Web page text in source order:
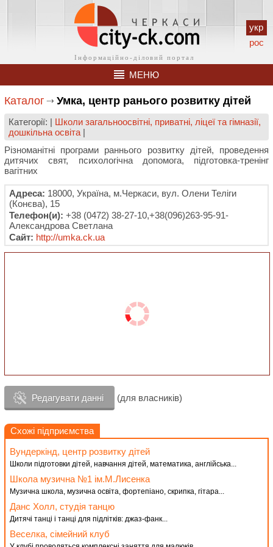
укр
рос
МЕНЮ
Каталог Умка, центр ранього розвитку дітей
Категорії: | Школи загальноосвітні, приватні, ліцеї та гімназії,
дошкільна освіта |
Різноманітні програми раннього розвитку дітей, проведення
дитячих свят, психологічна допомога, підготовка-тренінг
вагітних
Адреса: 18000, Україна, м.Черкаси, вул. Олени Теліги
(Конєва), 15
Телефон(и): +38 (0472) 38-27-10,+38(096)263-95-91-
Александрова Светлана
Сайт: http://umka.ck.ua
Редагувати данні (для власників)
Схожі підприємства
Вундеркінд, центр розвитку дітей
Школи підготовки дітей, навчання дітей, математика, англійська...
Школа музична №1 ім.М.Лисенка
Музична школа, музична освіта, фортепіано, скрипка, гітара...
Данс Холл, студія танцю
Дитячі танці і танці для підлітків: джаз-фанк...
Веселка, сімейний клуб